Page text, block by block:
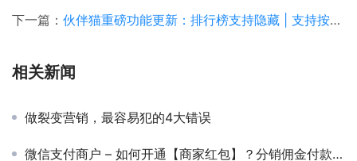
下一篇： 伙伴猫重磅功能更新：排行榜支持隐藏 | 支持按地域限制用户参与活动 | 支持付费活动设置多规格商品
相关新闻
做裂变营销，最容易犯的4大错误
微信支付商户 – 如何开通【商家红包】？分销佣金付款功能申请开通流程